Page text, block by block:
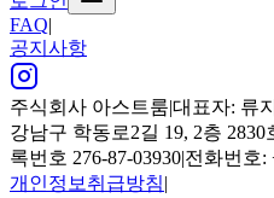
FAQ|
공지사항
주식회사 아스트룸|대표자: 류
강남구 학동로2길 19, 2층
록번호 276-87-03930|전화번호:
개인정보취급방침|